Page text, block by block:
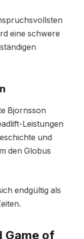
eine schwere
Bjornsson
Leistungen
und
den Globus
endgültig als
Game of